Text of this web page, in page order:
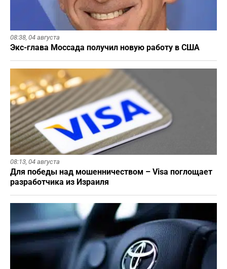
08:38, 04 августа
Экс-глава Моссада получил новую работу в США
08:13, 04 августа
Для победы над мошенничеством – Visa поглощает
разработчика из Израиля